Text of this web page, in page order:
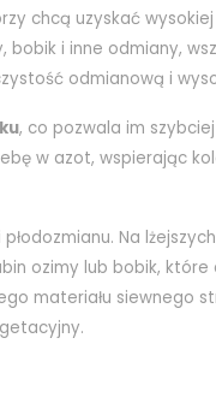
chcą uzyskać
bobik i inne odmiany,
odmianową i
, co pozwala im
w azot, wspierając
Na
ozimy lub bobik,
materiału siewnego